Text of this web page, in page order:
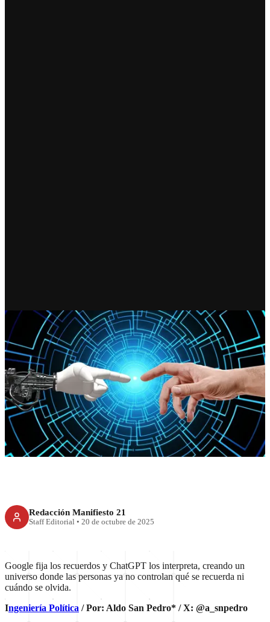
RECIENTE
Google y ChatGPT nunca
olvidan: el desafío humano de
desaparecer en la era digital
Redacción Manifiesto 21
Staff Editorial • 20 de octubre de 2025
Google fija los recuerdos y ChatGPT los interpreta, creando un
universo donde las personas ya no controlan qué se recuerda ni
cuándo se olvida.
Ingeniería Política / Por: Aldo San Pedro* / X: @a_snpedro